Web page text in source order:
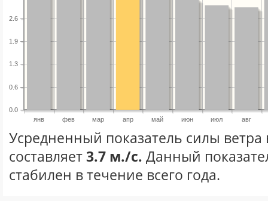
янв фев мар апр май июн июл авг
0.0
0.6
1.3
1.9
2.6
Усредненный показатель силы ветра
составляет3.7 м./с. Данный
стабилен в течение всего года.